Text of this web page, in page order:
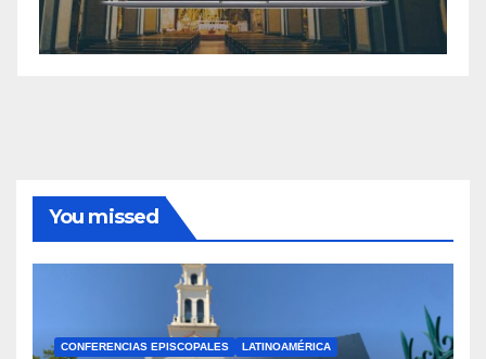
You missed
CONFERENCIAS EPISCOPALES LATINOAMÉRICA